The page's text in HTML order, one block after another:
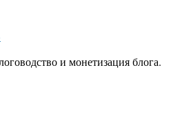
и монетизация блога.